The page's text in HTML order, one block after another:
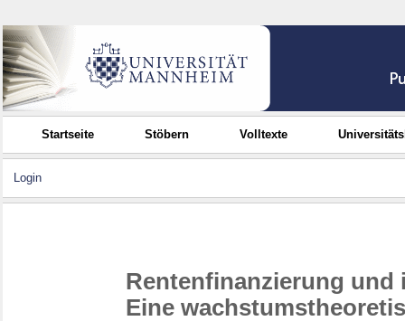
Startseite Stöbern Volltexte
Login
Rentenfinanzierung
Eine